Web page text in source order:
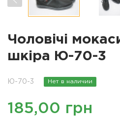
Чоловічі
шкіра Ю-70-3
Ю-70-3 Нет в наличии
185,00 грн